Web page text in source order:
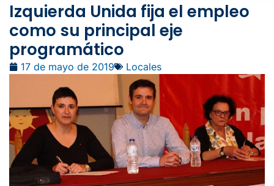
Izquierda Unida fija el empleo
como su principal eje
programático
17 de mayo de 2019 Locales